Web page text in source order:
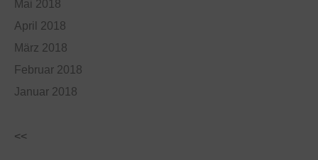
Mai 2018
April 2018
März 2018
Februar 2018
Januar 2018
<<